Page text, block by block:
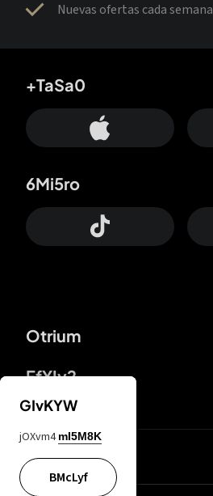
Nuevas ofertas cada semana
Otrium
FfYIy2
+TaSa0
6Mi5ro
65A04M
GIvKYW
jOXvm4 mI5M8K
BMcLyf